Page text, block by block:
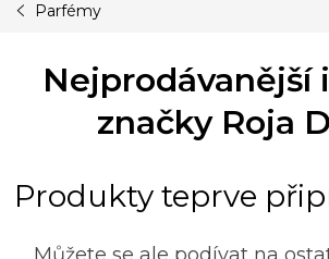
Parfémy
Nejprodávanější
značky Roja
Produkty teprve